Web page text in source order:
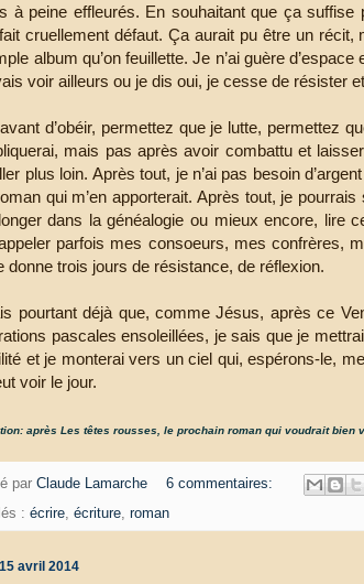
à peine effleurés. En souhaitant que ça
cruellement défaut. Ça aurait pu être un
album qu’on feuillette. Je n’ai guère
voir ailleurs ou je dis oui, je cesse de résister
d’obéir, permettez que je lutte, permettez
mais pas après avoir combattu et
plus loin. Après tout, je n’ai pas besoin
qui m’en apporterait. Après tout, je
dans la généalogie ou mieux encore, lire
appeler parfois mes consoeurs, mes confrères,
donne trois jours de résistance, de réflexion.
pourtant déjà que, comme Jésus, après ce
pascales ensoleillées, je sais que je
et je monterai vers un ciel qui, espérons-le,
voir le jour.
après Les têtes rousses, le prochain roman qui voudrait bien
par Claude Lamarche
6 commentaires:
: écrire, écriture, roman
avril 2014